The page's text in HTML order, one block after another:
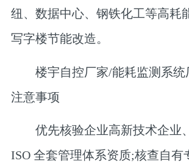
纽、数据中心、钢铁化工等高耗
写字楼节能改造。
楼宇自控厂家/能耗监测系统
注意事项
优先核验企业高新技术企业、
ISO 全套管理体系资质;核查自有